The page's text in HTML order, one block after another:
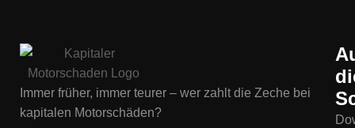
Immer früher, immer teurer – wer zahlt die Zeche bei
kapitalen Motorschäden?